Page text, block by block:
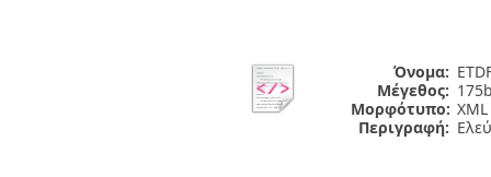
Όνομα:
Μέγεθος:
Μορφότυπο: XML
Περιγραφή: